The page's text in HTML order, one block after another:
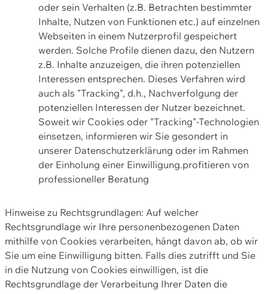
oder sein Verhalten (z.B. Betrachten bestimmter
Inhalte, Nutzen von Funktionen etc.) auf einzelnen
Webseiten in einem Nutzerprofil gespeichert
werden. Solche Profile dienen dazu, den Nutzern
z.B. Inhalte anzuzeigen, die ihren potenziellen
Interessen entsprechen. Dieses Verfahren wird
auch als "Tracking", d.h., Nachverfolgung der
potenziellen Interessen der Nutzer bezeichnet.
Soweit wir Cookies oder "Tracking"-Technologien
einsetzen, informieren wir Sie gesondert in
unserer Datenschutzerklärung oder im Rahmen
der Einholung einer Einwilligung.profitieren von
professioneller Beratung
Hinweise zu Rechtsgrundlagen: Auf welcher
Rechtsgrundlage wir Ihre personenbezogenen Daten
mithilfe von Cookies verarbeiten, hängt davon ab, ob wir
Sie um eine Einwilligung bitten. Falls dies zutrifft und Sie
in die Nutzung von Cookies einwilligen, ist die
Rechtsgrundlage der Verarbeitung Ihrer Daten die